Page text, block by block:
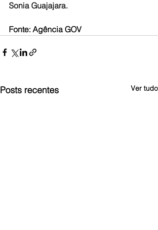
Sonia Guajajara.
Fonte: Agência GOV
Posts recentes Ver tudo